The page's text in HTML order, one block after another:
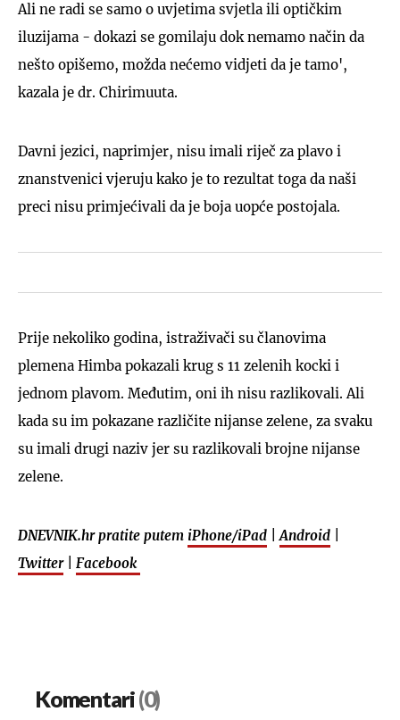
Ali ne radi se samo o uvjetima svjetla ili optičkim
iluzijama - dokazi se gomilaju dok nemamo način da
nešto opišemo, možda nećemo vidjeti da je tamo',
kazala je dr. Chirimuuta.
Davni jezici, naprimjer, nisu imali riječ za plavo i
znanstvenici vjeruju kako je to rezultat toga da naši
preci nisu primjećivali da je boja uopće postojala.
Prije nekoliko godina, istraživači su članovima
plemena Himba pokazali krug s 11 zelenih kocki i
jednom plavom. Međutim, oni ih nisu razlikovali. Ali
kada su im pokazane različite nijanse zelene, za svaku
su imali drugi naziv jer su razlikovali brojne nijanse
zelene.
DNEVNIK.hr pratite putem iPhone/iPad Android
Twitter| Facebook
Komentari(0)